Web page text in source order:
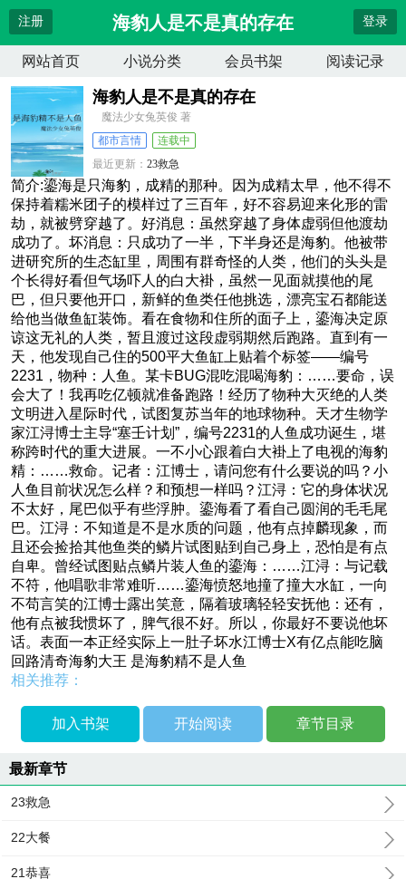
注册 海豹人是不是真的存在 登录
网站首页 小说分类 会员书架 阅读记录
海豹人是不是真的存在
魔法少女兔英俊 著
都市言情
连载中
最近更新：23救急
更新时间：2026-04-09 08:52:25
简介:鎏海是只海豹，成精的那种。因为成精太早，他不得不
保持着糯米团子的模样过了三百年，好不容易迎来化形的雷
劫，就被劈穿越了。好消息：虽然穿越了身体虚弱但他渡劫
成功了。坏消息：只成功了一半，下半身还是海豹。他被带
进研究所的生态缸里，周围有群奇怪的人类，他们的头头是
个长得好看但气场吓人的白大褂，虽然一见面就摸他的尾
巴，但只要他开口，新鲜的鱼类任他挑选，漂亮宝石都能送
给他当做鱼缸装饰。看在食物和住所的面子上，鎏海决定原
谅这无礼的人类，暂且渡过这段虚弱期然后跑路。直到有一
天，他发现自己住的500平大鱼缸上贴着个标签——编号
2231，物种：人鱼。某卡BUG混吃混喝海豹：……要命，误
会大了！我再吃亿顿就准备跑路！经历了物种大灭绝的人类
文明进入星际时代，试图复苏当年的地球物种。天才生物学
家江浔博士主导“塞壬计划”，编号2231的人鱼成功诞生，堪
称跨时代的重大进展。一不小心跟着白大褂上了电视的海豹
精：……救命。记者：江博士，请问您有什么要说的吗？小
人鱼目前状况怎么样？和预想一样吗？江浔：它的身体状况
不太好，尾巴似乎有些浮肿。鎏海看了看自己圆润的毛毛尾
巴。江浔：不知道是不是水质的问题，他有点掉麟现象，而
且还会捡拾其他鱼类的鳞片试图贴到自己身上，恐怕是有点
自卑。曾经试图贴点鳞片装人鱼的鎏海：……江浔：与记载
不符，他唱歌非常难听……鎏海愤怒地撞了撞大水缸，一向
不苟言笑的江博士露出笑意，隔着玻璃轻轻安抚他：还有，
他有点被我惯坏了，脾气很不好。所以，你最好不要说他坏
话。表面一本正经实际上一肚子坏水江博士X有亿点能吃脑
回路清奇海豹大王 是海豹精不是人鱼
相关推荐：
加入书架 开始阅读 章节目录
最新章节
23救急
22大餐
21恭喜